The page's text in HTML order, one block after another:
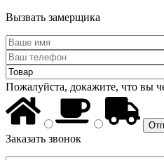
Вызвать замерщика
Пожалуйста, докажите, что вы
Заказать звонок